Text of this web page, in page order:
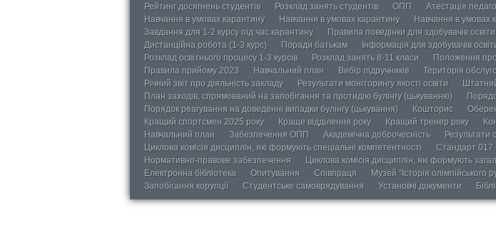
Рейтинг досягнень студентів
Розклад занять студентів ОПП Атестація
Навчання в умовах карантину
Навчання в умовах карантину Навчання в умовах
Завдання для 1-2 курсу під час карантину
Правила поведінки для здобувачів освіти
Дистанційна робота (1-3 курс)
Поради батькам Інформація для здобувачів
Розклад освітнього процесу 1-3 курсів
Розклад занять 8-11 класи Положення про
Правила прийому 2023
Навчальний план Вибір підручників Територія
Річний звіт про діяльність закладу
Результати моніторингу якості освіти
План заходів, спрямований на запобігання та протидію булінгу (цькуванню)
Порядок реагування на доведенні випадки булінгу (цькування)
Кошторис
Кращий спортсмен 2025 року
Краще відділення року Кращий тренер року
Навчальний план
Забезпечення ОПП Академічна доброчесність Результати
Циклова комісія дисциплін, які формують спеціальні компетентності
Стандарт 017
Нормативно-правове забезпечення
Циклова комісія дисциплін, які формують
Електронна бібліотека
Опитування Співпраця Музей “Історія олімпійського
Запобігання корупції
Студентське самоврядування Установчі документи